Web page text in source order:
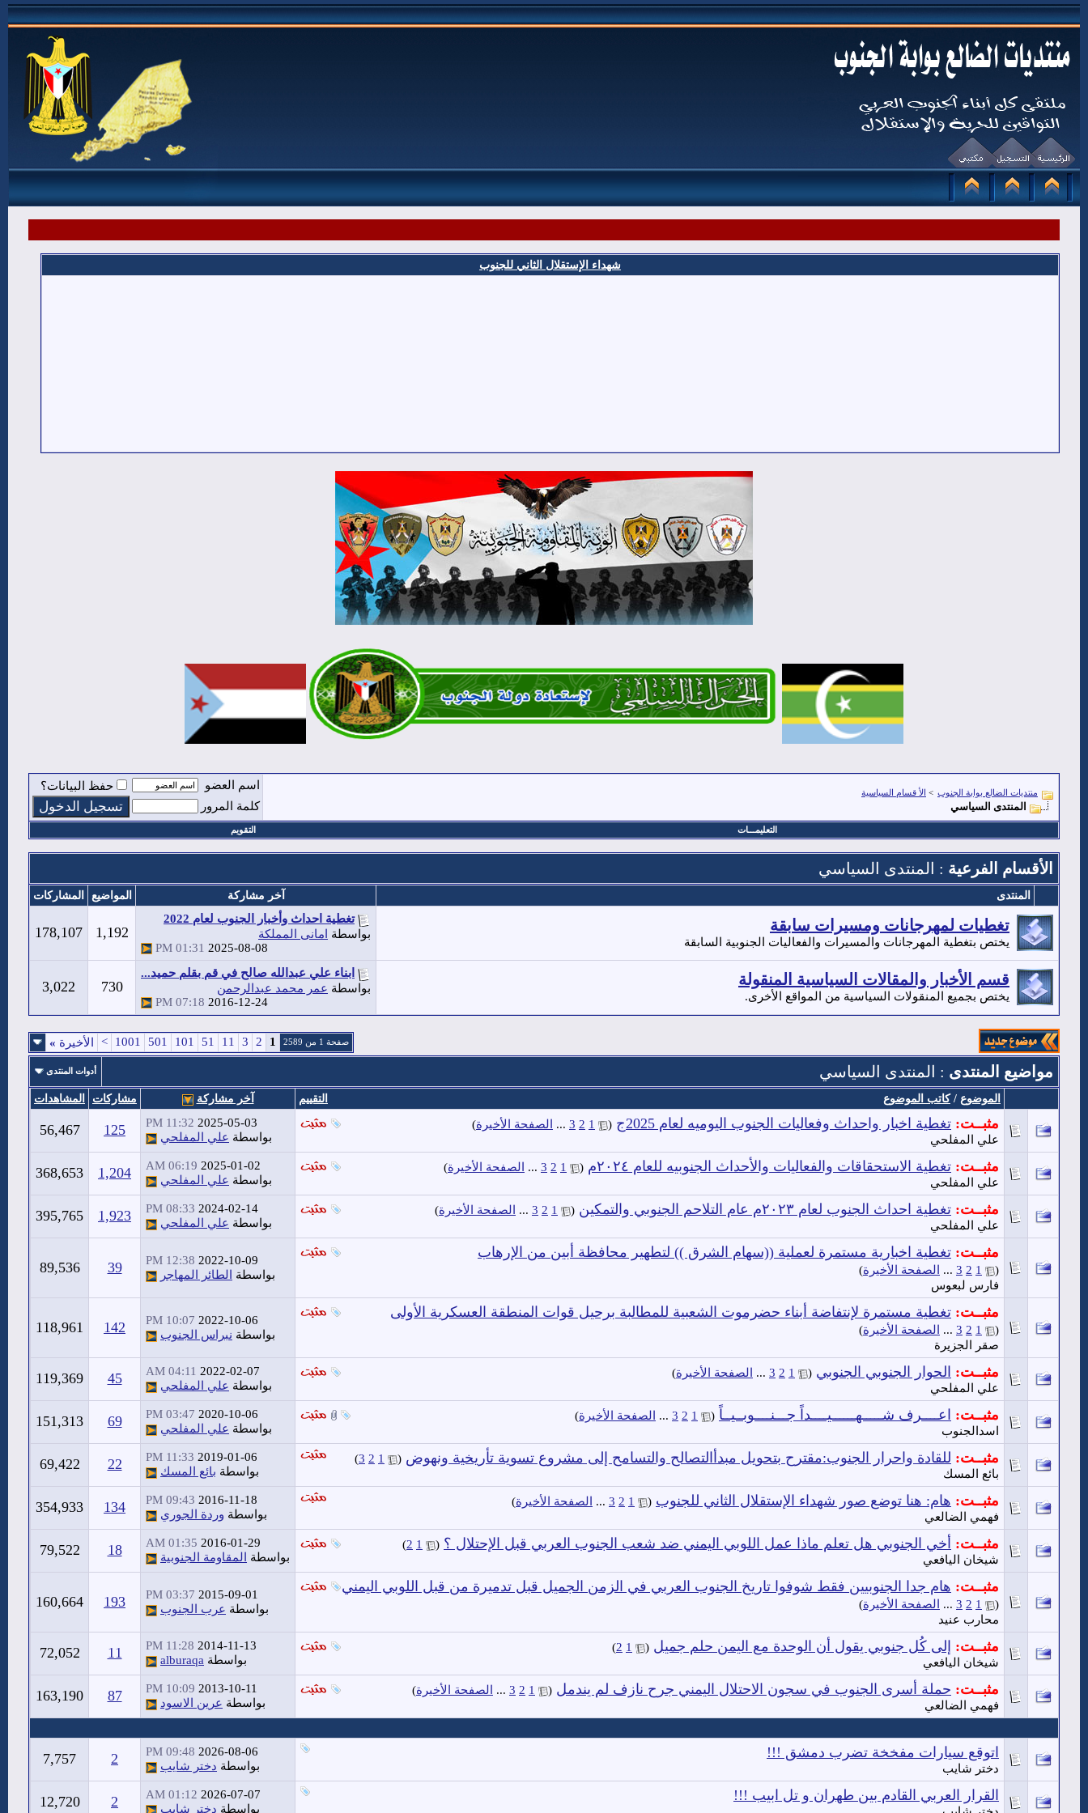
شهداء الإستقلال الثاني للجنوب
منتديات الضالع بوابة الجنوب > الأ قسام السياسية
المنتدى السياسي
اسم العضو
حفظ البيانات؟
كلمة المرور
التعليمـــات التقويم
الأقسام الفرعية : المنتدى السياسي
المنتدى آخر مشاركة المواضيع المشاركات
تغطيات لمهرجانات ومسيرات سابقة
يختص بتغطية المهرجانات والمسيرات والفعاليات الجنوبية السابقة
تغطية احداث وأخبار الجنوب لعام 2022
بواسطة امانى المملكة
2025-08-08
01:31 PM
1,192
178,107
قسم الأخبار والمقالات السياسية المنقولة
يختص بجميع المنقولات السياسية من المواقع الأخرى.
ابناء علي عبدالله صالح في قم بقلم حميد...
بواسطة عمر محمد عبدالرحمن
2016-12-24
07:18 PM
730
3,022
صفحة 1 من 2589 1
2
3
11
51
101
501
1001
> الأخيرة »
مواضيع المنتدى : المنتدى السياسي أدوات المنتدى
التقييم الموضوع /كاتب الموضوع آخر مشاركة مشاركات المشاهدات
مثبــت: تغطية اخبار واحداث وفعاليات الجنوب اليوميه لعام 2025ج (
1
2
3
... الصفحة الأخيرة)
علي المفلحي
2025-05-03
11:32 PM
بواسطة علي المفلحي 125
56,467
مثبــت: تغطية الاستحقاقات والفعاليات والأحداث الجنوبيه للعام ٢٠٢٤م (
1
2
3
... الصفحة الأخيرة)
علي المفلحي
2025-01-02
06:19 AM
بواسطة علي المفلحي 1,204
368,653
مثبــت: تغطية احداث الجنوب لعام ٢٠٢٣م عام التلاحم الجنوبي والتمكين (
1
2
3
... الصفحة الأخيرة)
علي المفلحي
2024-02-14
08:33 PM
بواسطة علي المفلحي 1,923
395,765
مثبــت: تغطية اخبارية مستمرة لعملية ((سهام الشرق )) لتطهير محافظة أبين من الإرهاب
(
1
2
3
... الصفحة الأخيرة)
فارس لبعوس
2022-10-09
12:38 PM
بواسطة
الطائر المهاجر 39
89,536
مثبــت: تغطية مستمرة لإنتفاضة أبناء حضرموت الشعبية للمطالبة برحيل قوات المنطقة العسكرية الأولى
(
1
2
3
... الصفحة الأخيرة)
صقر الجزيرة
2022-10-06
10:07 PM
بواسطة نبراس الجنوب 142
118,961
مثبــت: الحوار الجنوبي الجنوبي (
1
2
3
... الصفحة الأخيرة)
علي المفلحي
2022-02-07
04:11 AM
بواسطة علي المفلحي 45
119,369
مثبــت: اعــــرف شـــــهــــــيــــداً جـــنــــوبــيــاً (
1
2
3
... الصفحة الأخيرة)
اسدالجنوب
2020-10-06
03:47 PM
بواسطة علي المفلحي 69
151,313
مثبــت: للقادة واحرار الجنوب:مقترح بتحويل مبدأالتصالح والتسامح إلى مشروع تسوية تأريخية ونهوض (
1
2
3
)
بائع المسك
2019-01-06
11:33 PM
بواسطة بائع المسك 22
69,422
مثبــت: هام: هنا توضع صور شهداء الإستقلال الثاني للجنوب (
1
2
3
... الصفحة الأخيرة)
فهمي الضالعي
2016-11-18
09:43 PM
بواسطة وردة الجوري 134
354,933
مثبــت: أخي الجنوبي هل تعلم ماذا عمل اللوبي اليمني ضد شعب الجنوب العربي قبل الإحتلال ؟ (
1
2
)
شيخان اليافعي
2016-01-29
01:35 AM
بواسطة
المقاومة الجنوبية 18
79,522
مثبــت: هام جدا الجنوبيين فقط شوفوا تاريخ الجنوب العربي في الزمن الجميل قبل تدميرة من قبل اللوبي اليمني
(
1
2
3
... الصفحة الأخيرة)
محارب عنيد
2015-09-01
03:37 PM
بواسطة عرب الجنوب 193
160,664
مثبــت: إلى كُل جنوبي يقول أن الوحدة مع اليمن حلم جميل (
1
2
)
شيخان اليافعي
2014-11-13
11:28 PM
بواسطة alburaqa
11
72,052
مثبــت: حملة أسرى الجنوب في سجون الاحتلال اليمني جرح نازف لم يندمل (
1
2
3
... الصفحة الأخيرة)
فهمي الضالعي
2013-10-11
10:09 PM
بواسطة عرين الاسود 87
163,190
اتوقع سيارات مفخخة تضرب دمشق !!!
دختر شايب
2026-08-06
09:48 PM
بواسطة دختر شايب 2
7,757
القرار العربي القادم بين طهران و تل ابيب !!! 2026-07-07
01:12 AM
بواسطة دختر شايب 2
12,720